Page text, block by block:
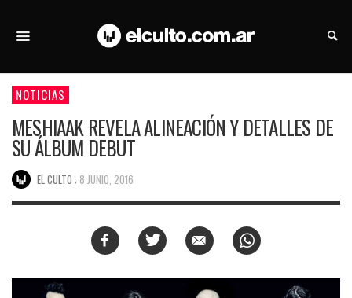
NOTICIAS
MESHIAAK REVELA ALINEACIÓN Y DETALLES DE
SU ÁLBUM DEBUT
EL CULTO 8 JUNIO, 2016